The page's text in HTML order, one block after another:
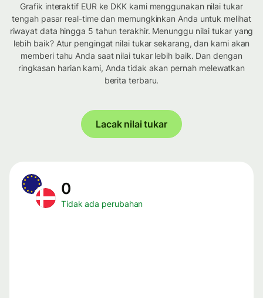
Grafik interaktif EUR ke DKK kami menggunakan nilai tukar
tengah pasar real-time dan memungkinkan Anda untuk melihat
riwayat data hingga 5 tahun terakhir. Menunggu nilai tukar yang
lebih baik? Atur pengingat nilai tukar sekarang, dan kami akan
memberi tahu Anda saat nilai tukar lebih baik. Dan dengan
ringkasan harian kami, Anda tidak akan pernah melewatkan
berita terbaru.
Lacak nilai tukar
0
Tidak ada perubahan